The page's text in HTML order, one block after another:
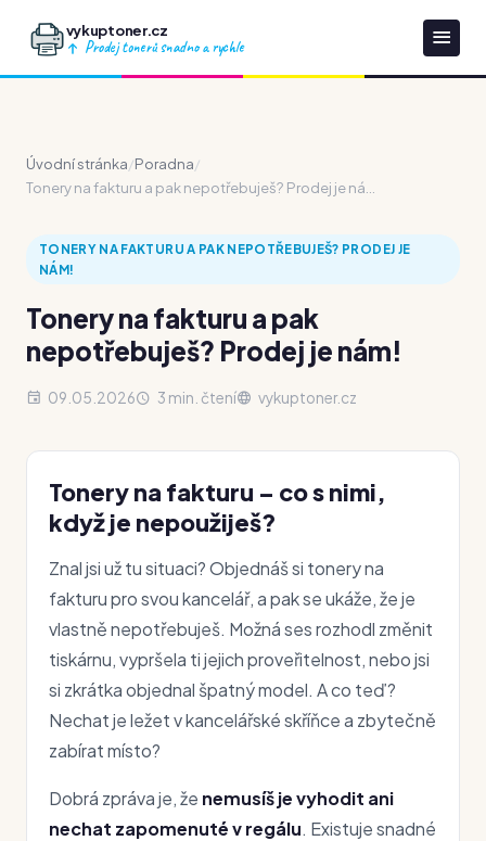
vykuptoner.cz
Prodej tonerů snadno a rychle
Úvodní stránka/Poradna/
Tonery na fakturu a pak nepotřebuješ? Prodej je ná...
TONERY NA FAKTURU A PAK NEPOTŘEBUJEŠ? PRODEJ JE
NÁM!
Tonery na fakturu a pak
nepotřebuješ? Prodej je nám!
09.05.2026 3 min. čtení vykuptoner.cz
Tonery na fakturu – co s nimi,
když je nepoužiješ?
Znal jsi už tu situaci? Objednáš si tonery na
fakturu pro svou kancelář, a pak se ukáže, že je
vlastně nepotřebuješ. Možná ses rozhodl změnit
tiskárnu, vypršela ti jejich proveřitelnost, nebo jsi
si zkrátka objednal špatný model. A co teď?
Nechat je ležet v kancelářské skříňce a zbytečně
zabírat místo?
Dobrá zpráva je, že nemusíš je vyhodit ani
nechat zapomenuté v regálu. Existuje snadné